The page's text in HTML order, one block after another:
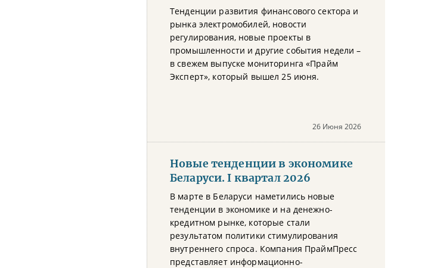
Тенденции развития финансового сектора и
рынка электромобилей, новости
регулирования, новые проекты в
промышленности и другие события недели –
в свежем выпуске мониторинга «Прайм
Эксперт», который вышел 25 июня.
26 Июня 2026
Новые тенденции в экономике
Беларуси. I квартал 2026
В марте в Беларуси наметились новые
тенденции в экономике и на денежно-
кредитном рынке, которые стали
результатом политики стимулирования
внутреннего спроса. Компания ПраймПресс
представляет информационно-